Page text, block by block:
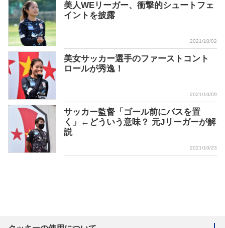
美人WEリーガー、衝撃的シュートフェ
イントを披露
2021/10/02
美女サッカー選手のファーストコント
ロールが秀逸！
2021/10/09
サッカー監督「ゴール前にバスを置
く」←どういう意味？ 元Jリーガーが解
説
2021/10/23